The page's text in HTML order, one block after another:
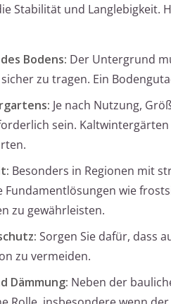
Stabilität und Langlebigkeit.
Bodens: Der Untergrund
zu tragen. Ein
Je nach Nutzung,
sein.
Besonders in Regionen mit
Fundamentlösungen wie
zu gewährleisten.
Sorgen Sie dafür, dass
zu vermeiden.
Dämmung: Neben der